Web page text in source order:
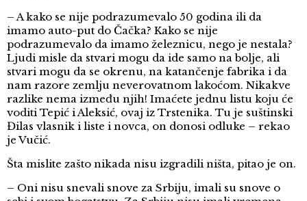
– A kako se nije podrazumevalo 50 godina ili da
imamo auto-put do Čačka? Kako se nije
podrazumevalo da imamo železnicu, nego je nestala?
Ljudi misle da stvari mogu da ide samo na bolje, ali
stvari mogu da se okrenu, na katančenje fabrika i da
nam razore zemlju neverovatnom lakoćom. Nikakve
razlike nema između njih! Imaćete jednu listu koju će
voditi Tepić i Aleksić, ovaj iz Trstenika. Tu je suštinski
Đilas vlasnik i liste i novca, on donosi odluke – rekao
je Vučić.
Šta mislite zašto nikada nisu izgradili ništa, pitao je on.
– Oni nisu snevali snove za Srbiju, imali su snove o